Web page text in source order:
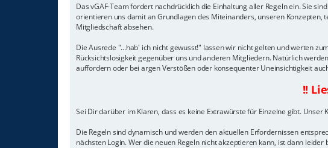
Das vGAF-Team fordert nachdrücklich die Einhaltung aller Regeln ein. Sie
orientieren uns damit an Grundlagen des Miteinanders, unseren
Mitgliedschaft absehen.
Die Ausrede "...hab' ich nicht gewusst!" lassen wir nicht gelten und werten
Rücksichtslosigkeit gegenüber uns und anderen Mitgliedern. Natürlich
auffordern oder bei argen Verstößen oder konsequenter Uneinsichtigkeit
!!
Sei Dir darüber im Klaren, dass es keine Extrawürste für Einzelne gibt.
Die Regeln sind dynamisch und werden den aktuellen Erfordernissen
nächsten Login. Wer die neuen Regeln nicht akzeptieren kann, ist dann